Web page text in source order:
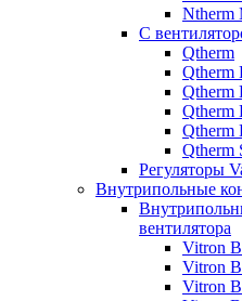
Ntherm
С
Qtherm
Qtherm
Qtherm
Qtherm
Qtherm
Qtherm
Регуляторы
Внутрипольные
вентилятора
Vitron
Vitron
Vitron